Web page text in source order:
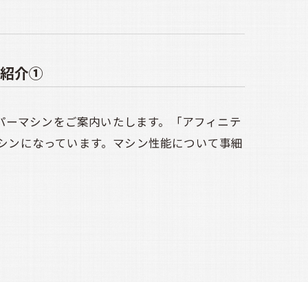
紹介①
マシンをご案内いたします。「アフィニテ
になっています。マシン性能について事細